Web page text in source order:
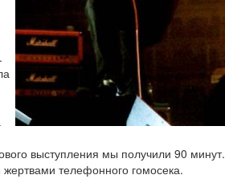
выступления мы получили 90 минут.
телефонного гомосека.